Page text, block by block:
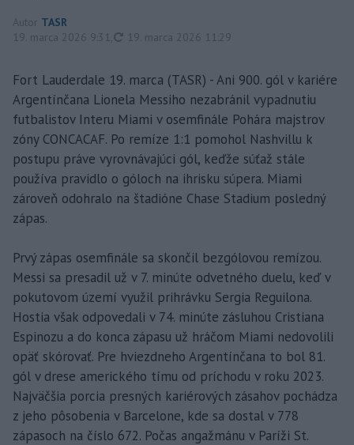
Autor TASR
19. marca 2026 9:31
aktualizované
19. marca 2026 11:29
Fort Lauderdale 19. marca (TASR) - Ani 900. gól v kariére
Argentínčana Lionela Messiho nezabránil vypadnutiu
futbalistov Interu Miami v osemfinále Pohára majstrov
zóny CONCACAF. Po remíze 1:1 pomohol Nashvillu k
postupu práve vyrovnávajúci gól, keďže súťaž stále
používa pravidlo o góloch na ihrisku súpera. Miami
zároveň odohralo na štadióne Chase Stadium posledný
zápas.
Prvý zápas osemfinále sa skončil bezgólovou remízou.
Messi sa presadil už v 7. minúte odvetného duelu, keď v
pokutovom území využil prihrávku Sergia Reguilona.
Hostia však odpovedali v 74. minúte zásluhou Cristiana
Espinozu a do konca zápasu už hráčom Miami nedovolili
opäť skórovať. Pre hviezdneho Argentínčana to bol 81.
gól v drese amerického tímu od príchodu v roku 2023.
Najväčšia porcia presných kariérových zásahov pochádza
z jeho pôsobenia v Barcelone, kde sa dostal v 778
zápasoch na číslo 672. Počas angažmánu v Paríži St.